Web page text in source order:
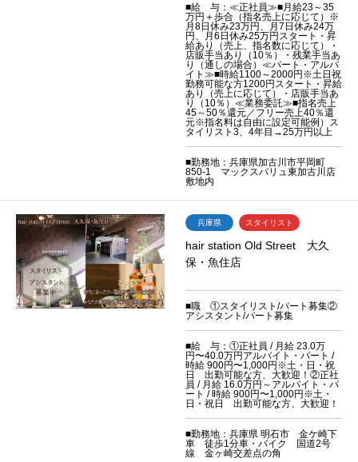
■給 与：≪正社員≫■月給23～35
万円＋歩合（指名売上に応じて）※
月8日休み23万円、月7日休み24万
円、月6日休み25万円スタート・昇
給あり（売上、指名数に応じて）・
店販手当あり（10％）・残業手当あ
り（通しの場合）≪パート・アルバ
イト≫■時給1100～2000円※土日祝
勤務可能な方1200円スタート・昇給
あり（売上に応じて）・店販手当あ
り（10％）≪業務委託≫■指名売上
45～50％還元／フリー売上40％還
元※指名料は自由に設定可能例）ス
タイリスト3、4年目→25万円以上
■勤務地：兵庫県加古川市平岡町
850-1 マックスバリュ東加古川店
敷地内
兵庫県 スタイリスト
hair station Old Street 大久
保・魚住店
■職 ①スタイリスト/パート募集②
アシスタント/パート募集
■給 与：①正社員 / 月給 23.0万
円〜40.0万円アルバイト・パート /
時給 900円〜1,000円※土・日・祝
日 出勤可能な方、大歓迎！②正社
員 / 月給 16.0万円～アルバイト・パ
ート / 時給 900円〜1,000円※土・
日・祝日 出勤可能な方、大歓迎！
■勤務地：兵庫県 明石市 金ケ崎下
車 徒歩1分車・バイク 国道2号
線 金ヶ崎交差点の角